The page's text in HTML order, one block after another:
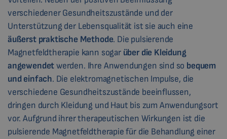
verschiedener Gesundheitszustände und der
Unterstützung der Lebensqualität ist sie auch eine
äußerst praktische Methode. Die pulsierende
Magnetfeldtherapie kann sogar über die Kleidung
angewendetwerden. Ihre Anwendungen sind so bequem
und einfach. Die elektromagnetischen Impulse, die
verschiedene Gesundheitszustände beeinflussen,
dringen durch Kleidung und Haut bis zum Anwendungsort
vor. Aufgrund ihrer therapeutischen Wirkungen ist die
pulsierende Magnetfeldtherapie für die Behandlung einer